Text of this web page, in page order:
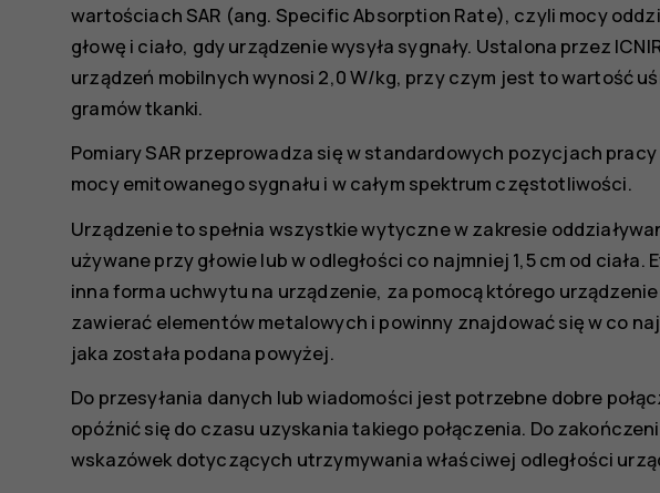
wartościach SAR (ang. Specific Absorption Rate), czyli mocy
głowę i ciało, gdy urządzenie wysyła sygnały. Ustalona przez
urządzeń mobilnych wynosi 2,0 W/kg, przy czym jest to wartość
gramów tkanki.
Pomiary SAR przeprowadza się w standardowych pozycjach
mocy emitowanego sygnału i w całym spektrum częstotliwości.
Urządzenie to spełnia wszystkie wytyczne w zakresie
używane przy głowie lub w odległości co najmniej 1,5 cm od
inna forma uchwytu na urządzenie, za pomocą którego
zawierać elementów metalowych i powinny znajdować się w co
jaka została podana powyżej.
Do przesyłania danych lub wiadomości jest potrzebne dobre
opóźnić się do czasu uzyskania takiego połączenia. Do
wskazówek dotyczących utrzymywania właściwej odległości